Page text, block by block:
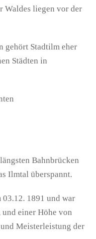
Waldes liegen vor der
gehört Stadtilm eher
Städten in
Bahnbrücken
Ilmtal überspannt.
1891 und war
einer Höhe von
Meisterleistung der